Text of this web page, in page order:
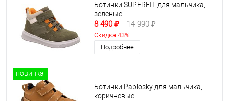
Ботинки SUPERFIT для мальчика,
зеленые
8 490 ₽ 14 990 ₽
Скидка 43%
Подробнее
новинка
Ботинки Pablosky для мальчика,
коричневые